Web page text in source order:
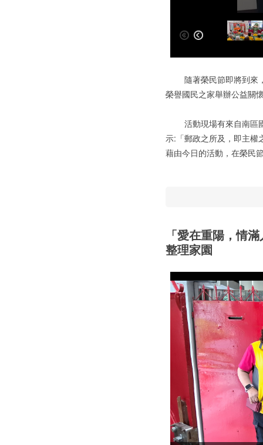
隨著榮民節即將到來，
榮譽國民之家舉辦公益關
活動現場有來自南區國
示:「郵政之所及，即主權
藉由今日的活動，在榮民
「愛在重陽，情
整理家園